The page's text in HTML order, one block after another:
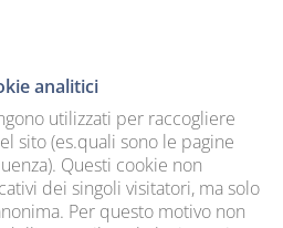
analitici
utilizzati per raccogliere
sito (es.quali sono le pagine
Questi cookie non
dei singoli visitatori, ma solo
Per questo motivo non